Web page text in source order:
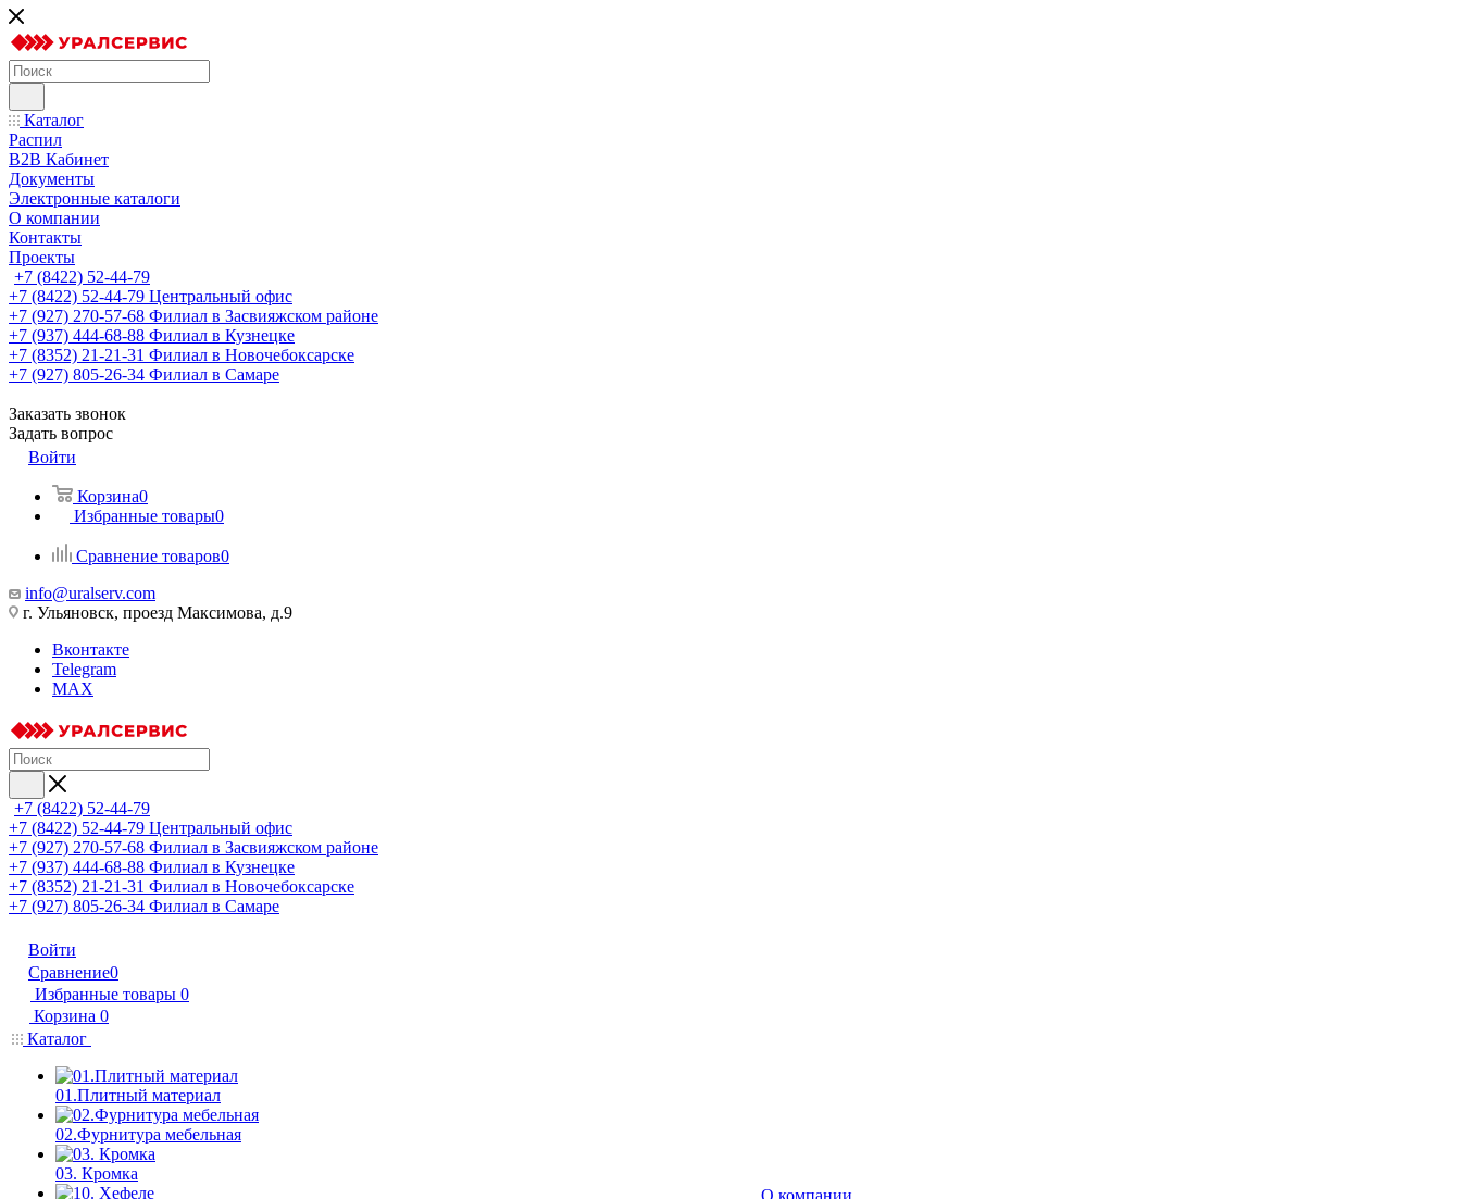
Каталог
Распил
B2B Кабинет
Документы
Электронные каталоги
О компании
Контакты
Проекты
+7 (8422) 52-44-79
+7 (8422) 52-44-79 Центральный офис
+7 (927) 270-57-68 Филиал в Засвияжском районе
+7 (937) 444-68-88 Филиал в Кузнецке
+7 (8352) 21-21-31 Филиал в Новочебоксарске
+7 (927) 805-26-34 Филиал в Самаре
Заказать звонок
Задать вопрос
Войти
Корзина0
Избранные товары0
Сравнение товаров0
info@uralserv.com
г. Ульяновск, проезд Максимова, д.9
Вконтакте
Telegram
MAX
+7 (8422) 52-44-79
+7 (8422) 52-44-79 Центральный офис
+7 (927) 270-57-68 Филиал в Засвияжском районе
+7 (937) 444-68-88 Филиал в Кузнецке
+7 (8352) 21-21-31 Филиал в Новочебоксарске
+7 (927) 805-26-34 Филиал в Самаре
Войти
Сравнение0
Избранные товары 0
Корзина 0
Каталог
01.Плитный материал
02.Фурнитура мебельная
03. Кромка
О компании